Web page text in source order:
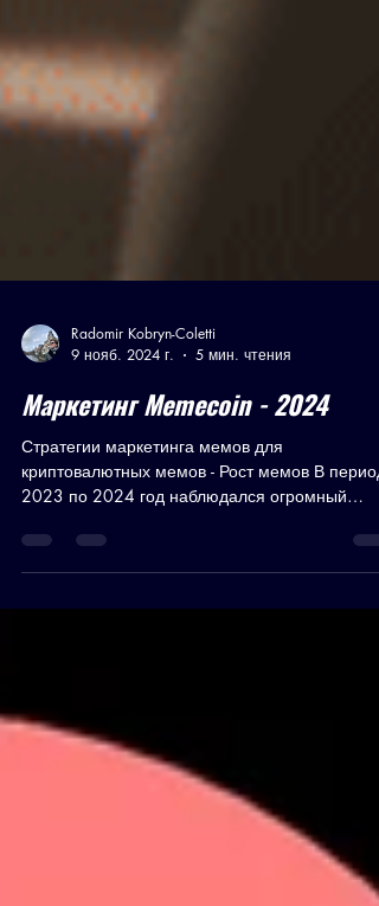
Radomir Kobryn-Coletti
9 нояб. 2024 г.
5 мин. чтения
Маркетинг Memecoin - 2024
Стратегии маркетинга мемов для
криптовалютных мемов - Рост мемов В период
всплеск популярности...